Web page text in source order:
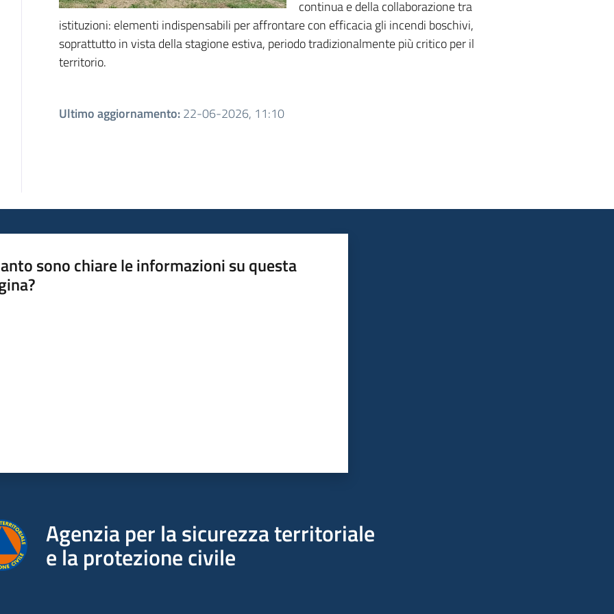
continua e della collaborazione tra
istituzioni: elementi indispensabili per affrontare con efficacia gli incendi boschivi,
soprattutto in vista della stagione estiva, periodo tradizionalmente più critico per il
territorio.
Ultimo aggiornamento:22-06-2026, 11:10
sono chiare le informazioni su questa
Agenzia per la sicurezza territoriale
e la protezione civile